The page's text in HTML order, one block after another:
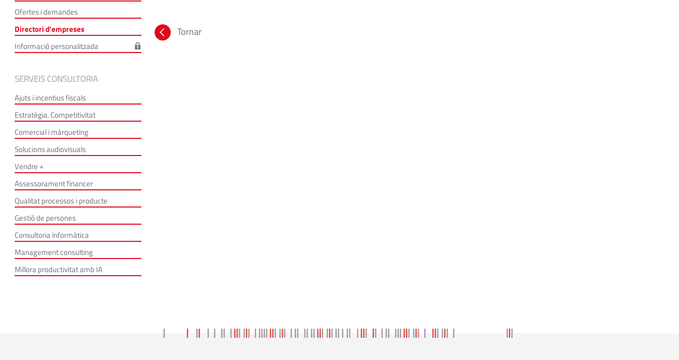
Ofertes i demandes
Directori d'empreses
Informació personalitzada
SERVEIS CONSULTORIA
Ajuts i incentius fiscals
Estratègia. Competitivitat
Comercial i màrqueting
Solucions audiovisuals
Vendre +
Assessorament financer
Qualitat processos i producte
Gestió de persones
Consultoria informàtica
Management consulting
Millora productivitat amb IA
Tornar